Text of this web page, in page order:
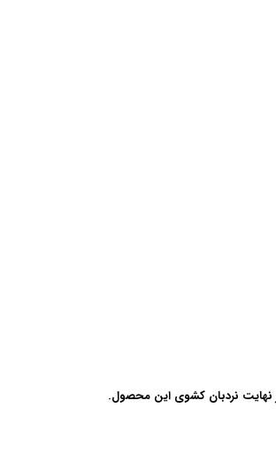
نهایت نردبان کشوی این محصول.